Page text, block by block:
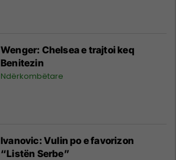
Wenger: Chelsea e trajtoi keq
Benitezin
Ndërkombëtare
Ivanovic: Vulin po e favorizon
“Listën Serbe”